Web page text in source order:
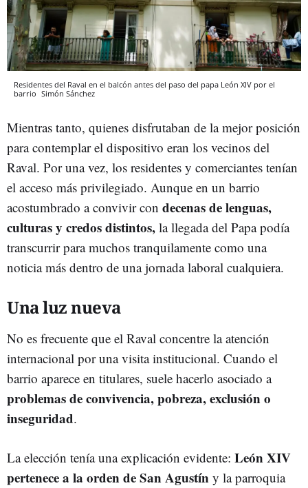
Residentes del Raval en el balcón antes del paso del papa León XIV por el
barrio Simón Sánchez
Mientras tanto, quienes disfrutaban de la mejor posición
para contemplar el dispositivo eran los vecinos del
Raval. Por una vez, los residentes y comerciantes tenían
el acceso más privilegiado. Aunque en un barrio
acostumbrado a convivir con decenas de lenguas,
culturas y credos distintos, la llegada del Papa podía
transcurrir para muchos tranquilamente como una
noticia más dentro de una jornada laboral cualquiera.
Una luz nueva
No es frecuente que el Raval concentre la atención
internacional por una visita institucional. Cuando el
barrio aparece en titulares, suele hacerlo asociado a
problemas de convivencia, pobreza, exclusión o
inseguridad.
La elección tenía una explicación evidente: León XIV
pertenece a la orden de San Agustín y la parroquia